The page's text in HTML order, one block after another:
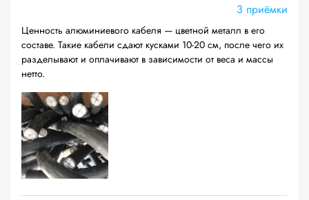
3 приёмки
Ценность алюминиевого кабеля — цветной металл в его
составе. Такие кабели сдают кусками 10-20 см, после чего их
разделывают и оплачивают в зависимости от веса и массы
нетто.